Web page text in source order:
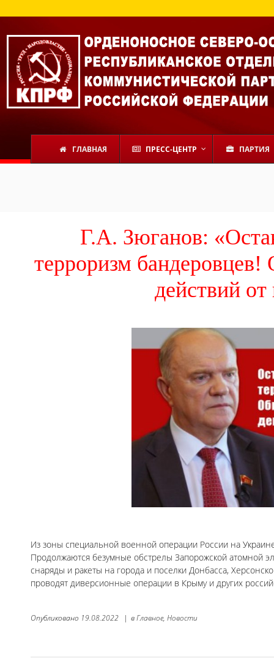
ГЛАВНАЯ ПРЕСС-ЦЕНТР ПАРТИЯ
Г.А. Зюганов:
терроризм
действий от
Из зоны специальной военной операции России на
Продолжаются безумные обстрелы Запорожской атомной
снаряды и ракеты на города и поселки Донбасса,
проводят диверсионные операции в Крыму и других
Опубликовано 19.08.2022 | вГлавное, Новости